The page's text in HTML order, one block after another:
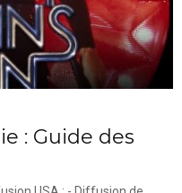
: Guide des